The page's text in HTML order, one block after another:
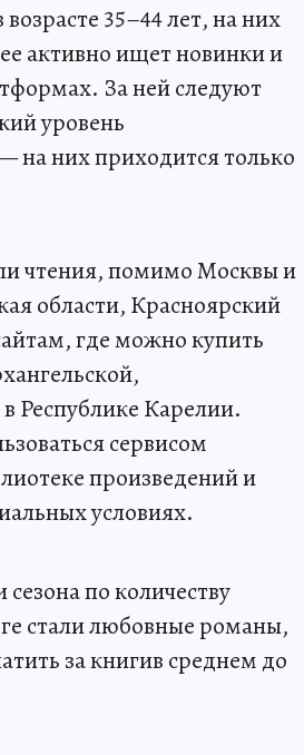
35–44 лет, на них
активно ищет новинки и
За ней следуют
уровень
на них приходится только
чтения, помимо Москвы и
области, Красноярский
где можно купить
Республике Карелии.
сервисом
произведений и
условиях.
по количеству
стали любовные романы,
за книгив среднем до